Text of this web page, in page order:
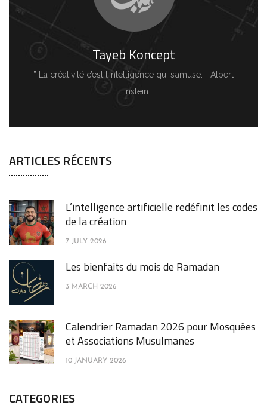
Tayeb Koncept
” La créativité c’est l’intelligence qui s’amuse. ” Albert
Einstein
ARTICLES RÉCENTS
L’intelligence artificielle redéfinit les codes
de la création
7 JULY 2026
Les bienfaits du mois de Ramadan
3 MARCH 2026
Calendrier Ramadan 2026 pour Mosquées
et Associations Musulmanes
10 JANUARY 2026
CATEGORIES